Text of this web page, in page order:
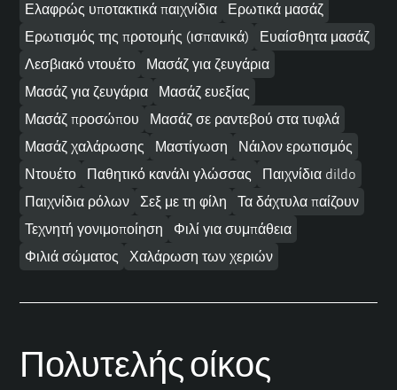
Ελαφρώς υποτακτικά παιχνίδια
Ερωτικά μασάζ
Ερωτισμός της προτομής (ισπανικά)
Ευαίσθητα μασάζ
Λεσβιακό ντουέτο
Μασάζ για ζευγάρια
Μασάζ για ζευγάρια
Μασάζ ευεξίας
Μασάζ προσώπου
Μασάζ σε ραντεβού στα τυφλά
Μασάζ χαλάρωσης
Μαστίγωση
Νάιλον ερωτισμός
Ντουέτο
Παθητικό κανάλι γλώσσας
Παιχνίδια dildo
Παιχνίδια ρόλων
Σεξ με τη φίλη
Τα δάχτυλα παίζουν
Τεχνητή γονιμοποίηση
Φιλί για συμπάθεια
Φιλιά σώματος
Χαλάρωση των χεριών
Πολυτελής οίκος